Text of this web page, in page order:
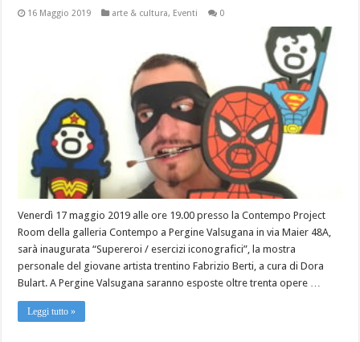
16 Maggio 2019 arte & cultura, Eventi 0
Venerdì 17 maggio 2019 alle ore 19.00 presso la Contempo Project
Room della galleria Contempo a Pergine Valsugana in via Maier 48A,
sarà inaugurata “Supereroi / esercizi iconografici”, la mostra
personale del giovane artista trentino Fabrizio Berti, a cura di Dora
Bulart. A Pergine Valsugana saranno esposte oltre trenta opere …
Leggi tutto »